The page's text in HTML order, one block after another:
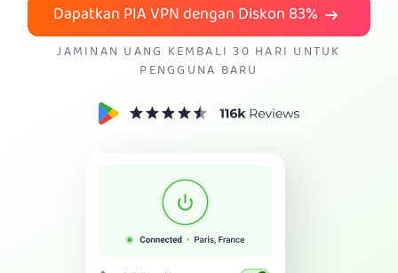
Dapatkan PIA VPN dengan Diskon83%
JAMINAN UANG KEMBALI 30 HARI UNTUK
PENGGUNA BARU